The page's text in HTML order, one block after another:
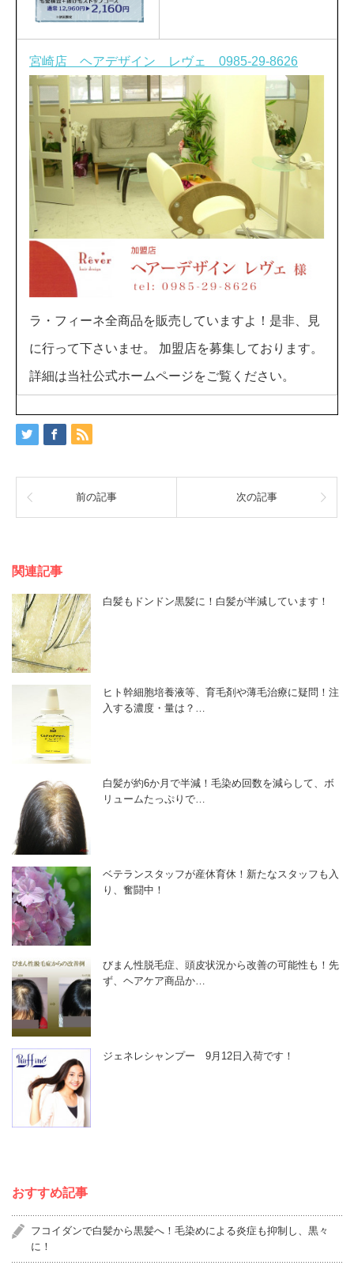
宮崎店 ヘアデザイン レヴェ 0985-29-8626
ラ・フィーネ全商品を販売していますよ！是非、見
に行って下さいませ。 加盟店を募集しております。
詳細は当社公式ホームページをご覧ください。
前の記事 次の記事
関連記事
白髪もドンドン黒髪に！白髪が半減しています！
ヒト幹細胞培養液等、育毛剤や薄毛治療に疑問！注
入する濃度・量は？…
白髪が約6か月で半減！毛染め回数を減らして、ボ
リュームたっぷりで…
ベテランスタッフが産休育休！新たなスタッフも入
り、奮闘中！
びまん性脱毛症、頭皮状況から改善の可能性も！先
ず、ヘアケア商品か…
ジェネレシャンプー 9月12日入荷です！
おすすめ記事
フコイダンで白髪から黒髪へ！毛染めによる炎症も抑制し、黒々
に！